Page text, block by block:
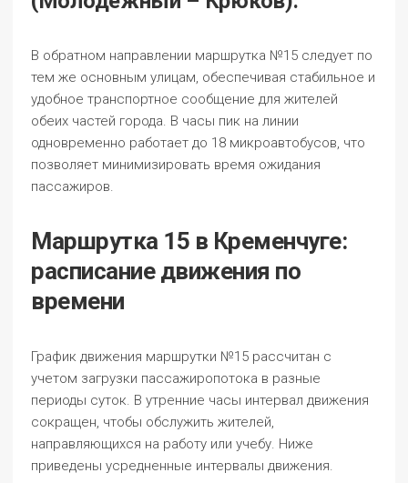
В обратном направлении маршрутка №15 следует по
тем же основным улицам, обеспечивая стабильное и
удобное транспортное сообщение для жителей
обеих частей города. В часы пик на линии
одновременно работает до 18 микроавтобусов, что
позволяет минимизировать время ожидания
пассажиров.
Маршрутка 15 в Кременчуге:
расписание движения по
времени
График движения маршрутки №15 рассчитан с
учетом загрузки пассажиропотока в разные
периоды суток. В утренние часы интервал движения
сокращен, чтобы обслужить жителей,
направляющихся на работу или учебу. Ниже
приведены усредненные интервалы движения.